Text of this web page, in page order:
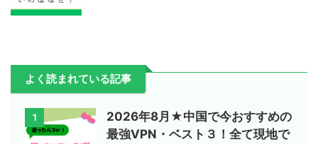
よく読まれている記事
1
2026年8月★中国で今おすすめの
最強VPN・ベスト３！全て現地で